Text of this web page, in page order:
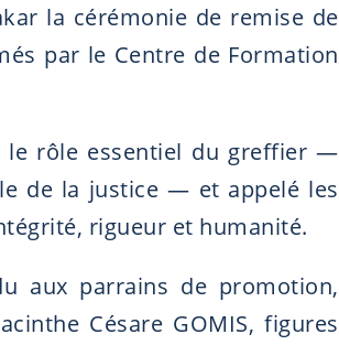
la cérémonie de remise de
par le Centre de Formation
le rôle essentiel du greffier —
de la justice — et appelé les
rigueur et humanité.
aux parrains de promotion,
Césare GOMIS, figures